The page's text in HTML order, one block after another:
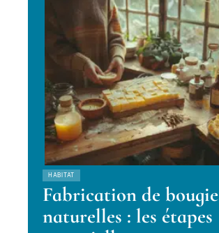
HABITAT
Fabrication de
naturelles : les étapes